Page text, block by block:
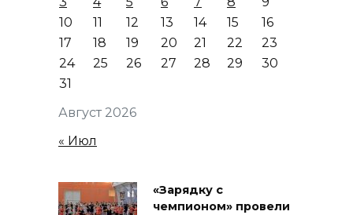
Август 2026
10
11 12 13 14 15
16
17
18 19 20 21 22
23
24
25 26 27 28 29
30
31
« Июл
«Зарядку с
чемпионом» провели